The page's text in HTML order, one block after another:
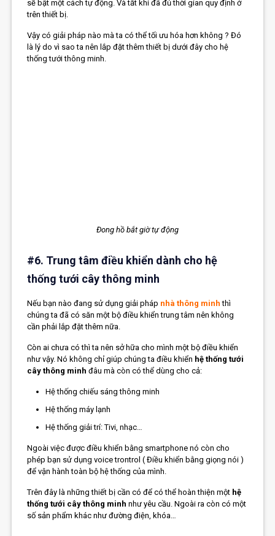
sẽ bật một cách tự động. Và tắt khi đã đủ thời gian quy định ở
trên thiết bị.
Vậy có giải pháp nào mà ta có thể tối ưu hóa hơn không ? Đó
là lý do vì sao ta nên lắp đặt thêm thiết bị dưới đây cho hệ
thống tưới thông minh.
Đong hồ bắt giờ tự động
#6. Trung tâm điều khiển dành cho hệ
thống tưới cây thông minh
Nếu bạn nào đang sử dụng giải pháp nhà thông minh thì
chúng ta đã có săn một bộ điều khiển trung tâm nên không
cần phải lắp đặt thêm nữa.
Còn ai chưa có thì ta nên sở hữa cho mình một bộ điều khiển
như vậy. Nó không chỉ giúp chúng ta điều khiển hệ thống tưới
cây thông minh đâu mà còn có thể dùng cho cả:
Hệ thống chiếu sáng thông minh
Hệ thống máy lạnh
Hệ thống giải trí: Tivi, nhạc…
Ngoài việc được điều khiển bằng smartphone nó còn cho
phép bạn sử dụngvoice trontrol ( Điều khiển bằng giọng nói )
để vận hành toàn bộ hệ thống của mình.
Trên đây là những thiết bị cần có để có thể hoàn thiện một hệ
thống tưới cây thông minh như yêu cầu. Ngoài ra còn có một
số sản phẩm khác như đường điện, khóa…